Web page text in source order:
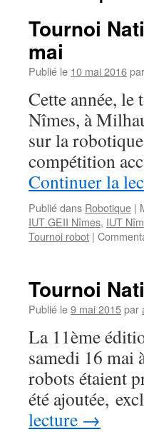
Tournoi
mai
Publié le 10 mai 2016par
Cette année, le
Nîmes, à
sur la
compétition
Continuer la
Publié dans Robotique |
IUT GEII Nîmes, IUT
Tournoi robot |
Tournoi
Publié le9 mai 2015par
La 11ème
samedi 16 mai
robots étaient
été ajoutée,
lecture →